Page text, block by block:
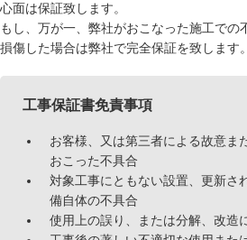
心面は保証致します。
もし、万が一、弊社がおこなった施工での
損傷した場合は弊社で完全保証を致します。
工事保証書免責事項
お客様、又は第三者による故意ま
おこった不具合
対象工事にともない設置、更新さ
備自体の不具合
使用上の誤り、または分解、改造